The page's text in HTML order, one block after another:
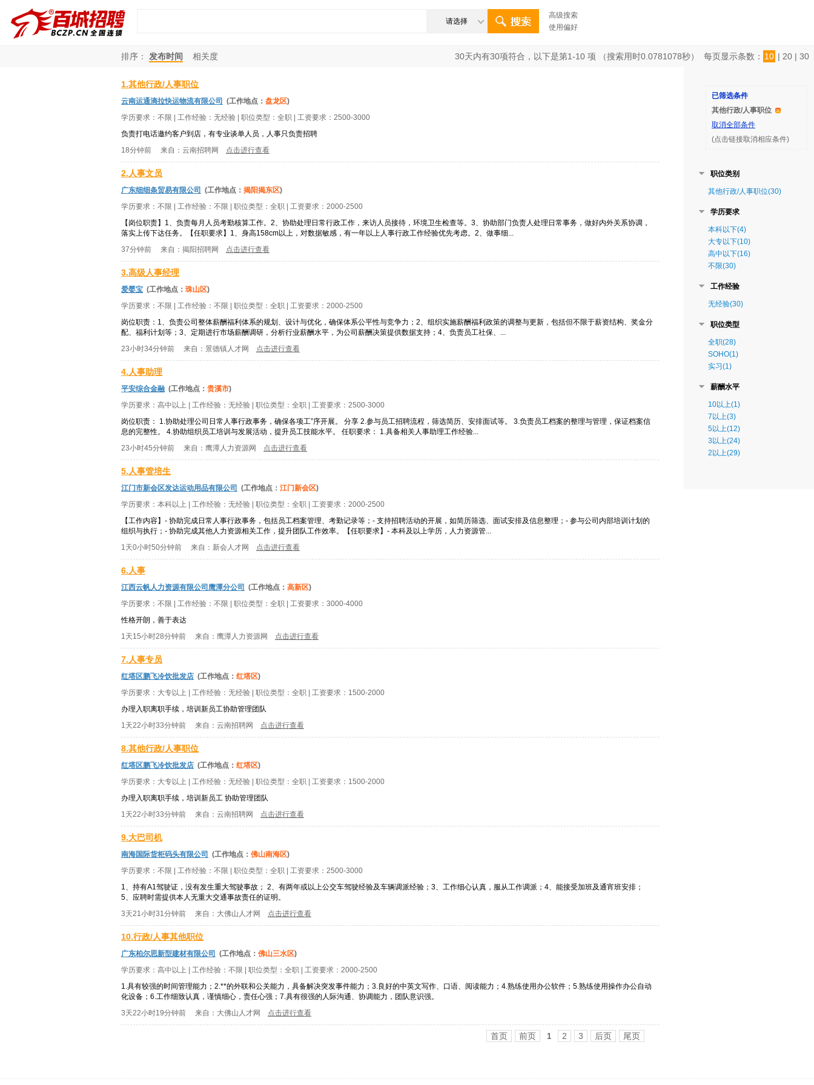
请选择
高级搜索
使用偏好
排序： 发布时间 相关度 30天内有30项符合，以下是第1-10 项 （搜索用时0.0781078秒） 每页显示条数： 10 | 20 | 30
1.其他行政/人事职位
云南运通滴拉快运物流有限公司 (工作地点： 盘龙区)
学历要求： 不限 | 工作经验： 无经验 | 职位类型： 全职 | 工资要求： 2500-3000
负责打电话邀约客户到店，有专业谈单人员，人事只负责招聘
18分钟前 来自： 云南招聘网 点击进行查看
2.人事文员
广东细细条贸易有限公司 (工作地点： 揭阳揭东区)
学历要求： 不限 | 工作经验： 不限 | 职位类型： 全职 | 工资要求： 2000-2500
【岗位职责】1、负责每月人员考勤核算工作。2、协助处理日常行政工作，来访人员接待，环境卫生检查等。3、协助部门负责人处理日常事务，做好内外关系协调，
落实上传下达任务。【任职要求】1、身高158cm以上，对数据敏感，有一年以上人事行政工作经验优先考虑。2、做事细...
37分钟前 来自： 揭阳招聘网 点击进行查看
3.高级人事经理
爱婴宝 (工作地点： 珠山区)
学历要求： 不限 | 工作经验： 不限 | 职位类型： 全职 | 工资要求： 2000-2500
岗位职责：1、负责公司整体薪酬福利体系的规划、设计与优化，确保体系公平性与竞争力；2、组织实施薪酬福利政策的调整与更新，包括但不限于薪资结构、奖金分
配、福利计划等；3、定期进行市场薪酬调研，分析行业薪酬水平，为公司薪酬决策提供数据支持；4、负责员工社保、...
23小时34分钟前 来自： 景德镇人才网 点击进行查看
4.人事助理
平安综合金融 (工作地点： 贵溪市)
学历要求： 高中以上 | 工作经验： 无经验 | 职位类型： 全职 | 工资要求： 2500-3000
岗位职责： 1.协助处理公司日常人事行政事务，确保各项工”序开展。 分享 2.参与员工招聘流程，筛选简历、安排面试等。 3.负责员工档案的整理与管理，保证档案信
息的完整性。 4.协助组织员工培训与发展活动，提升员工技能水平。 任职要求： 1.具备相关人事助理工作经验...
23小时45分钟前 来自： 鹰潭人力资源网 点击进行查看
5.人事管培生
江门市新会区发达运动用品有限公司 (工作地点： 江门新会区)
学历要求： 本科以上 | 工作经验： 无经验 | 职位类型： 全职 | 工资要求： 2000-2500
【工作内容】- 协助完成日常人事行政事务，包括员工档案管理、考勤记录等；- 支持招聘活动的开展，如简历筛选、面试安排及信息整理；- 参与公司内部培训计划的
组织与执行；- 协助完成其他人力资源相关工作，提升团队工作效率。【任职要求】- 本科及以上学历，人力资源管...
1天0小时50分钟前 来自： 新会人才网 点击进行查看
6.人事
江西云帆人力资源有限公司鹰潭分公司 (工作地点： 高新区)
学历要求： 不限 | 工作经验： 不限 | 职位类型： 全职 | 工资要求： 3000-4000
性格开朗，善于表达
1天15小时28分钟前 来自： 鹰潭人力资源网 点击进行查看
7.人事专员
红塔区鹏飞冷饮批发店 (工作地点： 红塔区)
学历要求： 大专以上 | 工作经验： 无经验 | 职位类型： 全职 | 工资要求： 1500-2000
办理入职离职手续，培训新员工协助管理团队
1天22小时33分钟前 来自： 云南招聘网 点击进行查看
8.其他行政/人事职位
红塔区鹏飞冷饮批发店 (工作地点： 红塔区)
学历要求： 大专以上 | 工作经验： 无经验 | 职位类型： 全职 | 工资要求： 1500-2000
办理入职离职手续，培训新员工 协助管理团队
1天22小时33分钟前 来自： 云南招聘网 点击进行查看
9.大巴司机
南海国际货柜码头有限公司 (工作地点： 佛山南海区)
学历要求： 不限 | 工作经验： 不限 | 职位类型： 全职 | 工资要求： 2500-3000
1、持有A1驾驶证，没有发生重大驾驶事故； 2、有两年或以上公交车驾驶经验及车辆调派经验；3、工作细心认真，服从工作调派；4、能接受加班及通宵班安排；
5、应聘时需提供本人无重大交通事故责任的证明。
3天21小时31分钟前 来自： 大佛山人才网 点击进行查看
10.行政/人事其他职位
广东柏尔思新型建材有限公司 (工作地点： 佛山三水区)
学历要求： 高中以上 | 工作经验： 不限 | 职位类型： 全职 | 工资要求： 2000-2500
1.具有较强的时间管理能力；2.**的外联和公关能力，具备解决突发事件能力；3.良好的中英文写作、口语、阅读能力；4.熟练使用办公软件；5.熟练使用操作办公自动
化设备；6.工作细致认真，谨慎细心，责任心强；7.具有很强的人际沟通、协调能力，团队意识强。
3天22小时19分钟前 来自： 大佛山人才网 点击进行查看
首页 前页 1 2 3 后页 尾页
已筛选条件
其他行政/人事职位
取消全部条件
(点击链接取消相应条件)
职位类别
其他行政/人事职位(30)
学历要求
本科以下(4)
大专以下(10)
高中以下(16)
不限(30)
工作经验
无经验(30)
职位类型
全职(28)
SOHO(1)
实习(1)
薪酬水平
10以上(1)
7以上(3)
5以上(12)
3以上(24)
2以上(29)